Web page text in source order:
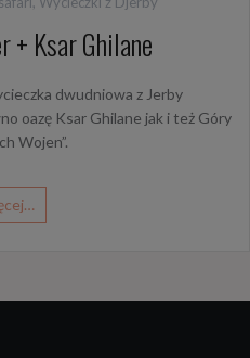
+ Ksar Ghilane
dwudniowa z Jerby
oazę Ksar Ghilane jak i też Góry
Wojen”.